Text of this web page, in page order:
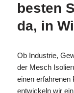
besten
da, in
Ob Industrie,
der Mesch
einen erfahrenen
entwickeln wir